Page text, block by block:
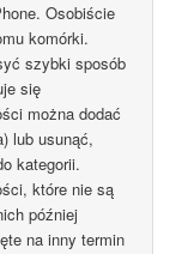
Osobiście
komórki.
szybki sposób
się
można dodać
lub usunąć,
kategorii.
które nie są
później
na inny termin